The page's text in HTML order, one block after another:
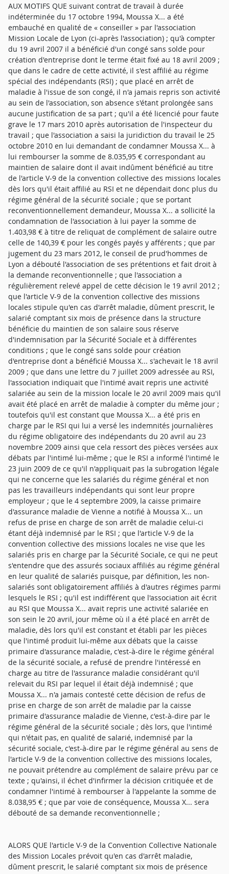
AUX MOTIFS QUE suivant contrat de travail à durée
indéterminée du 17 octobre 1994, Moussa X... a été
embauché en qualité de « conseiller » par l'association
Mission Locale de Lyon (ci-après l'association) ; qu'à compter
du 19 avril 2007 il a bénéficié d'un congé sans solde pour
création d'entreprise dont le terme était fixé au 18 avril 2009 ;
que dans le cadre de cette activité, il s'est affilié au régime
spécial des indépendants (RSI) ; que placé en arrêt de
maladie à l'issue de son congé, il n'a jamais repris son activité
au sein de l'association, son absence s'étant prolongée sans
aucune justification de sa part ; qu'il a été licencié pour faute
grave le 17 mars 2010 après autorisation de l'inspecteur du
travail ; que l'association a saisi la juridiction du travail le 25
octobre 2010 en lui demandant de condamner Moussa X... à
lui rembourser la somme de 8.035,95 € correspondant au
maintien de salaire dont il avait indûment bénéficié au titre
de l'article V-9 de la convention collective des missions locales
dès lors qu'il était affilié au RSI et ne dépendait donc plus du
régime général de la sécurité sociale ; que se portant
reconventionnellement demandeur, Moussa X... a sollicité la
condamnation de l'association à lui payer la somme de
1.403,98 € à titre de reliquat de complément de salaire outre
celle de 140,39 € pour les congés payés y afférents ; que par
jugement du 23 mars 2012, le conseil de prud'hommes de
Lyon a débouté l'association de ses prétentions et fait droit à
la demande reconventionnelle ; que l'association a
régulièrement relevé appel de cette décision le 19 avril 2012 ;
que l'article V-9 de la convention collective des missions
locales stipule qu'en cas d'arrêt maladie, dûment prescrit, le
salarié comptant six mois de présence dans la structure
bénéficie du maintien de son salaire sous réserve
d'indemnisation par la Sécurité Sociale et à différentes
conditions ; que le congé sans solde pour création
d'entreprise dont a bénéficié Moussa X... s'achevait le 18 avril
2009 ; que dans une lettre du 7 juillet 2009 adressée au RSI,
l'association indiquait que l'intimé avait repris une activité
salariée au sein de la mission locale le 20 avril 2009 mais qu'il
avait été placé en arrêt de maladie à compter du même jour ;
toutefois qu'il est constant que Moussa X... a été pris en
charge par le RSI qui lui a versé les indemnités journalières
du régime obligatoire des indépendants du 20 avril au 23
novembre 2009 ainsi que cela ressort des pièces versées aux
débats par l'intimé lui-même ; que le RSI a informé l'intimé le
23 juin 2009 de ce qu'il n'appliquait pas la subrogation légale
qui ne concerne que les salariés du régime général et non
pas les travailleurs indépendants qui sont leur propre
employeur ; que le 4 septembre 2009, la caisse primaire
d'assurance maladie de Vienne a notifié à Moussa X... un
refus de prise en charge de son arrêt de maladie celui-ci
étant déjà indemnisé par le RSI ; que l'article V-9 de la
convention collective des missions locales ne vise que les
salariés pris en charge par la Sécurité Sociale, ce qui ne peut
s'entendre que des assurés sociaux affiliés au régime général
en leur qualité de salariés puisque, par définition, les non-
salariés sont obligatoirement affiliés à d'autres régimes parmi
lesquels le RSI ; qu'il est indifférent que l'association ait écrit
au RSI que Moussa X... avait repris une activité salariée en
son sein le 20 avril, jour même où il a été placé en arrêt de
maladie, dès lors qu'il est constant et établi par les pièces
que l'intimé produit lui-même aux débats que la caisse
primaire d'assurance maladie, c'est-à-dire le régime général
de la sécurité sociale, a refusé de prendre l'intéressé en
charge au titre de l'assurance maladie considérant qu'il
relevait du RSI par lequel il était déjà indemnisé ; que
Moussa X... n'a jamais contesté cette décision de refus de
prise en charge de son arrêt de maladie par la caisse
primaire d'assurance maladie de Vienne, c'est-à-dire par le
régime général de la sécurité sociale ; dès lors, que l'intimé
qui n'était pas, en qualité de salarié, indemnisé par la
sécurité sociale, c'est-à-dire par le régime général au sens de
l'article V-9 de la convention collective des missions locales,
ne pouvait prétendre au complément de salaire prévu par ce
texte ; qu'ainsi, il échet d'infirmer la décision critiquée et de
condamner l'intimé à rembourser à l'appelante la somme de
8.038,95 € ; que par voie de conséquence, Moussa X... sera
débouté de sa demande reconventionnelle ;
ALORS QUE l'article V-9 de la Convention Collective Nationale
des Mission Locales prévoit qu'en cas d'arrêt maladie,
dûment prescrit, le salarié comptant six mois de présence